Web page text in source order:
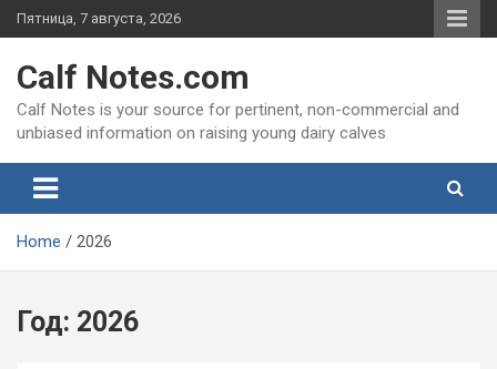
Skip
to
Пятница, 7 августа, 2026
Calf Notes.com
Calf Notes is your source for pertinent, non-commercial and
unbiased information on raising young dairy calves
Home 2026
Год: 2026